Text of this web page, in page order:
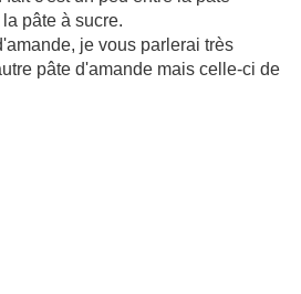
pâte à sucre.
je vous parlerai très
pâte d'amande mais celle-ci de